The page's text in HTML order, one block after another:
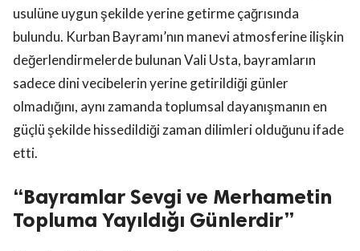
usulüne uygun şekilde yerine getirme çağrısında
bulundu. Kurban Bayramı’nın manevi atmosferine ilişkin
değerlendirmelerde bulunan Vali Usta, bayramların
sadece dini vecibelerin yerine getirildiği günler
olmadığını, aynı zamanda toplumsal dayanışmanın en
güçlü şekilde hissedildiği zaman dilimleri olduğunu ifade
etti.
“Bayramlar Sevgi ve Merhametin
Topluma Yayıldığı Günlerdir”